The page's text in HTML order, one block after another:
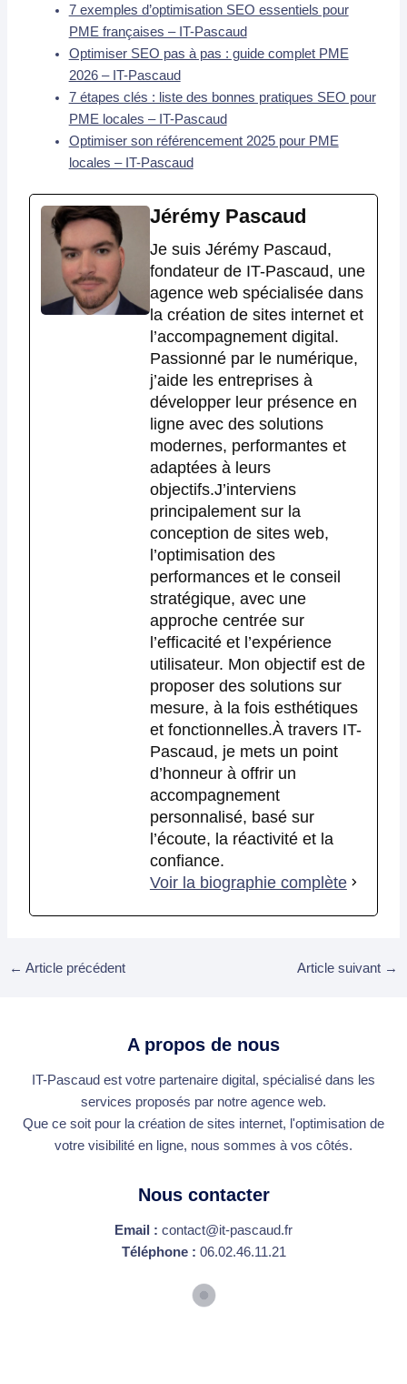
7 exemples d’optimisation SEO essentiels pour
PME françaises – IT-Pascaud
Optimiser SEO pas à pas : guide complet PME
2026 – IT-Pascaud
7 étapes clés : liste des bonnes pratiques SEO pour
PME locales – IT-Pascaud
Optimiser son référencement 2025 pour PME
locales – IT-Pascaud
Jérémy Pascaud
Je suis Jérémy Pascaud,
fondateur de IT-Pascaud, une
agence web spécialisée dans
la création de sites internet et
l’accompagnement digital.
Passionné par le numérique,
j’aide les entreprises à
développer leur présence en
ligne avec des solutions
modernes, performantes et
adaptées à leurs
objectifs.J’interviens
principalement sur la
conception de sites web,
l’optimisation des
performances et le conseil
stratégique, avec une
approche centrée sur
l’efficacité et l’expérience
utilisateur. Mon objectif est de
proposer des solutions sur
mesure, à la fois esthétiques
et fonctionnelles.À travers IT-
Pascaud, je mets un point
d’honneur à offrir un
accompagnement
personnalisé, basé sur
l’écoute, la réactivité et la
confiance.
Voir la biographie complète
← Article précédent Article suivant →
A propos de nous
IT-Pascaud est votre partenaire digital, spécialisé dans les
services proposés par notre agence web.
Que ce soit pour la création de sites internet, l'optimisation de
votre visibilité en ligne, nous sommes à vos côtés.
Nous contacter
Email : contact@it-pascaud.fr
Téléphone : 06.02.46.11.21